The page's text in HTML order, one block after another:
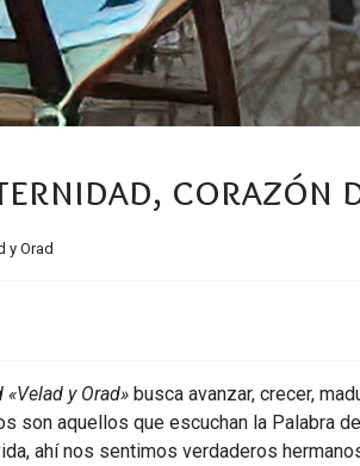
corazón
y Orad
y Orad» busca avanzar, crecer,
son aquellos que escuchan la Palabra
ahí nos sentimos verdaderos